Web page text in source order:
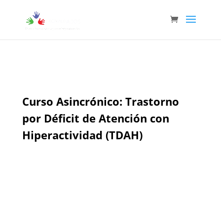
Curso Asincrónico: Trastorno
por Déficit de Atención con
Hiperactividad (TDAH)